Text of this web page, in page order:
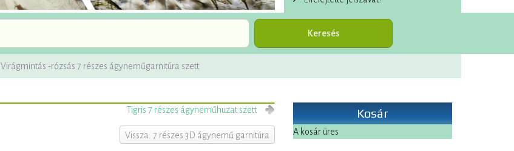
Virágmintás -rózsás 7 részes ágyneműgarnitúra szett
Tigris 7 részes ágyneműhuzat szett
Vissza: 7 részes 3D ágynemű garnitúra
Kosár
A kosár üres